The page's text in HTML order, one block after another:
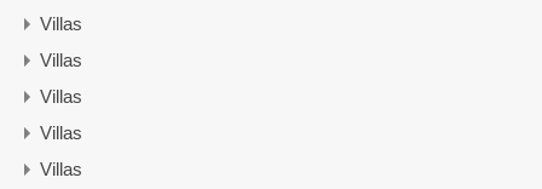
Villas
Villas
Villas
Villas
Villas